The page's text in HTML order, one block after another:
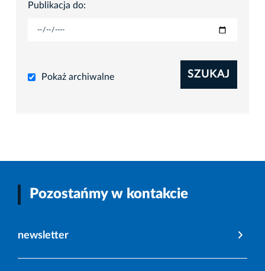
Publikacja do:
Pokaż archiwalne SZUKAJ
Pozostańmy w kontakcie
newsletter